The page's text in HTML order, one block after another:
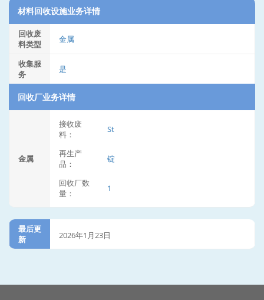
材料回收设施业务详情
回收废
料类型
金属
收集服
务
是
回收厂业务详情
金属
接收废
料：
St
再生产
品：
锭
回收厂数
量：
1
最后更
新
2026年1月23日